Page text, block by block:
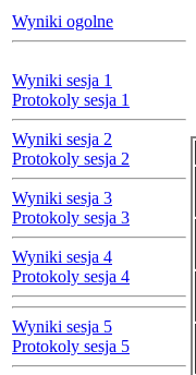
Wyniki ogolne
Wyniki sesja 1
Protokoly sesja 1
Wyniki sesja 2
Protokoly sesja 2
Wyniki sesja 3
Protokoly sesja 3
Wyniki sesja 4
Protokoly sesja 4
Wyniki sesja 5
Protokoly sesja 5